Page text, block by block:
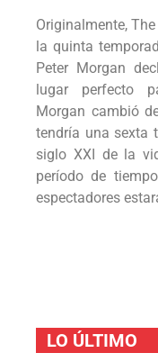
Originalmente,
la quinta
Peter Morgan
lugar perfecto
Morgan cambió
tendría una sexta
siglo XXI de la
período de
espectadores
LO ÚLTIMO